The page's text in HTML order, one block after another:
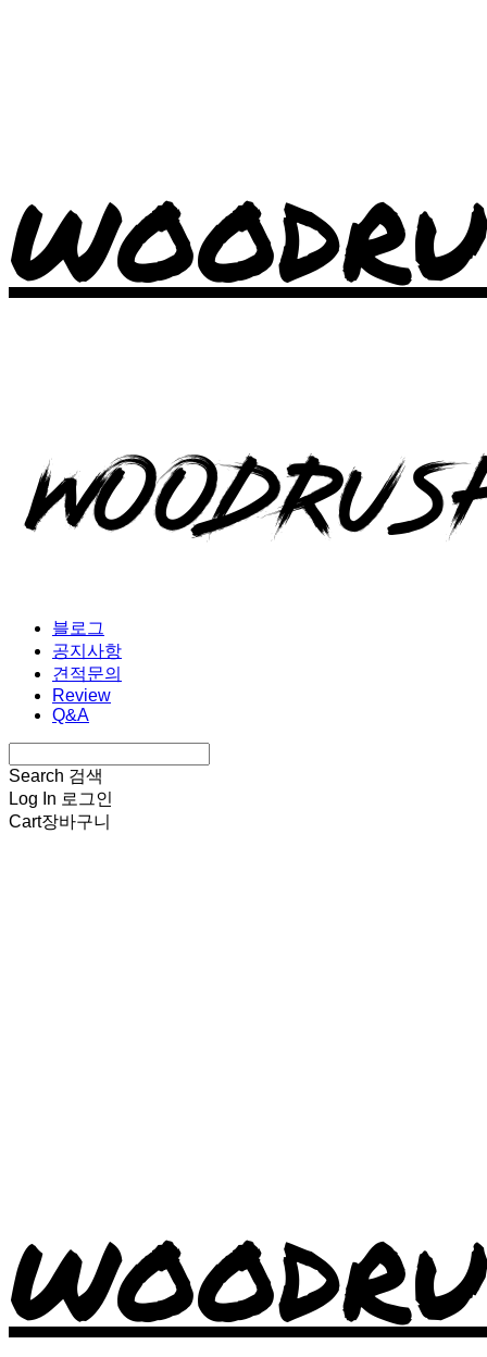
블로그
공지사항
견적문의
Review
Q&A
Search 검색
Log In 로그인
Cart장바구니